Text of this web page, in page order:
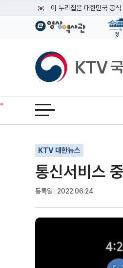
이 누리집은 대한민국 공
공식 누리집 주소 확인하
이밖에 or.kr 또는 .kr등 다
운영중인 공식 누리집보기
KTV국민방송
전체메뉴 열기
KTV 대한뉴스
통신서비스
등록일 : 2022.06.24
기사인쇄
글자확대
글자축소